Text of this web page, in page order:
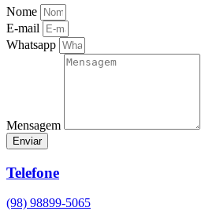
Nome
E-mail
Whatsapp
Mensagem
Enviar
Telefone
(98) 98899-5065